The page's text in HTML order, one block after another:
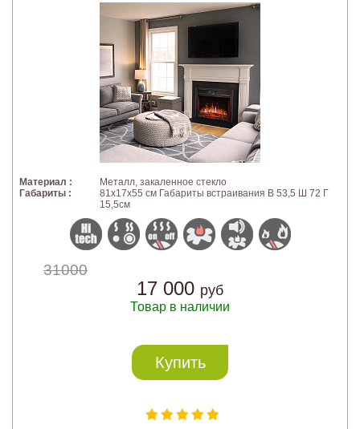
Материал :
Металл, закаленное стекло
Габариты :
81x17x55 см Габариты встраивания В 53,5 Ш 72 Г
15,5см
31000
17 000 руб
Товар в наличии
Купить